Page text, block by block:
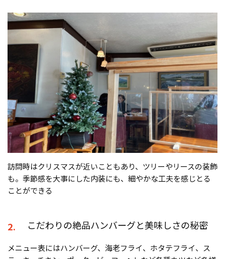
訪問時はクリスマスが近いこともあり、ツリーやリースの装飾
も。季節感を大事にした内装にも、細やかな工夫を感じとる
ことができる
2. こだわりの絶品ハンバーグと美味しさの秘密
メニュー表にはハンバーグ、海老フライ、ホタテフライ、ス